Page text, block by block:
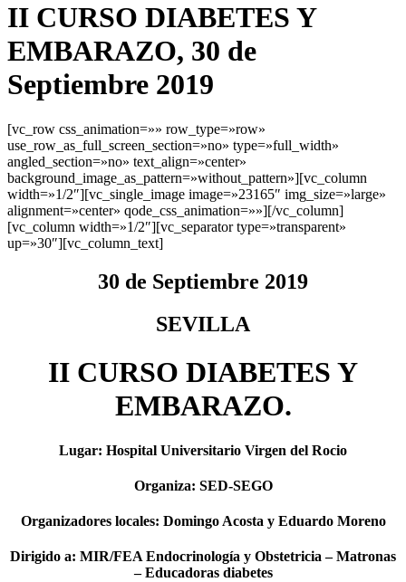
II CURSO DIABETES Y
EMBARAZO, 30 de
Septiembre 2019
[vc_row css_animation=»» row_type=»row»
use_row_as_full_screen_section=»no» type=»full_width»
angled_section=»no» text_align=»center»
background_image_as_pattern=»without_pattern»][vc_column
width=»1/2″][vc_single_image image=»23165″ img_size=»large»
alignment=»center» qode_css_animation=»»][/vc_column]
[vc_column width=»1/2″][vc_separator type=»transparent»
up=»30″][vc_column_text]
30 de Septiembre 2019
SEVILLA
II CURSO DIABETES Y
EMBARAZO.
Lugar: Hospital Universitario Virgen del Rocio
Organiza: SED-SEGO
Organizadores locales: Domingo Acosta y Eduardo Moreno
Dirigido a: MIR/FEA Endocrinología y Obstetricia – Matronas
– Educadoras diabetes